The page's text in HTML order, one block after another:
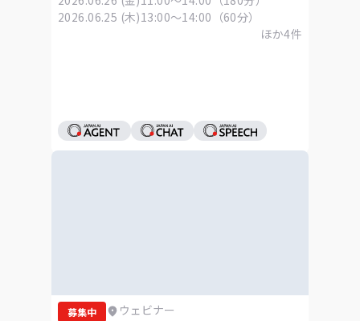
2026.06.25 (木)13:00～14:00（60分）
ほか4件
募集中 ウェビナー